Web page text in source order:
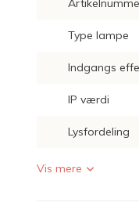
Type lampe
Indgangs
IP værdi
Lysfordeling
Vis mere